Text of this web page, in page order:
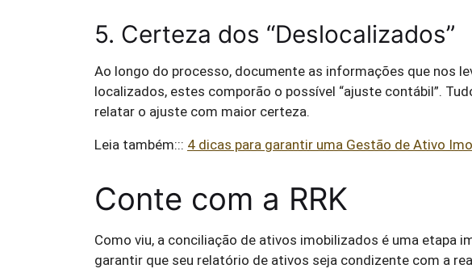
5. Certeza dos “Deslocalizados”
Ao longo do processo, documente as informações que nos
localizados, estes comporão o possível “ajuste contábil”.
relatar o ajuste com maior certeza.
Leia também::: 4 dicas para garantir uma Gestão de Ativo
Conte com a RRK
Como viu, a conciliação de ativos imobilizados é uma etapa
garantir que seu relatório de ativos seja condizente com a